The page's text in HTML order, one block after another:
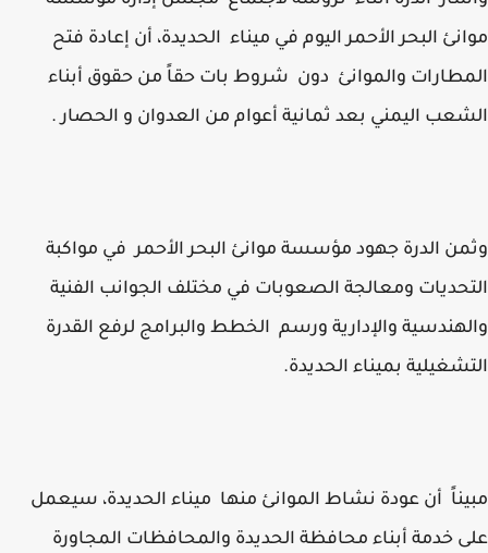
البحر الأحمر اليوم في ميناء الحديدة، أن إعادة فتح
والموانئ دون شروط بات حقاً من حقوق أبناء
اليمني بعد ثمانية أعوام من العدوان و الحصار .
الدرة جهود مؤسسة موانئ البحر الأحمر في مواكبة
ومعالجة الصعوبات في مختلف الجوانب الفنية
والإدارية ورسم الخطط والبرامج لرفع القدرة
بميناء الحديدة.
أن عودة نشاط الموانئ منها ميناء الحديدة، سيعمل
خدمة أبناء محافظة الحديدة والمحافظات المجاورة